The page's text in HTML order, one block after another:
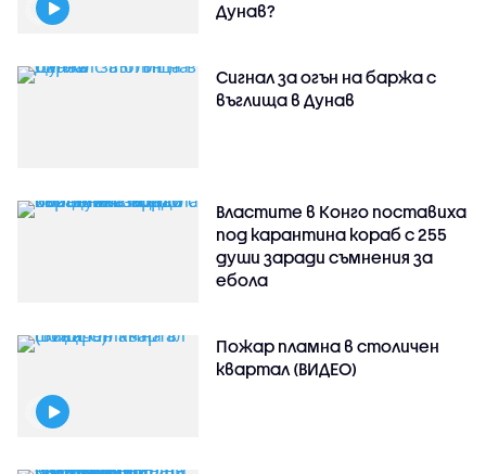
Дунав?
Сигнал за огън на баржа с
въглища в Дунав
Властите в Конго поставиха
под карантина кораб с 255
души заради съмнения за
ебола
Пожар пламна в столичен
квартал (ВИДЕО)